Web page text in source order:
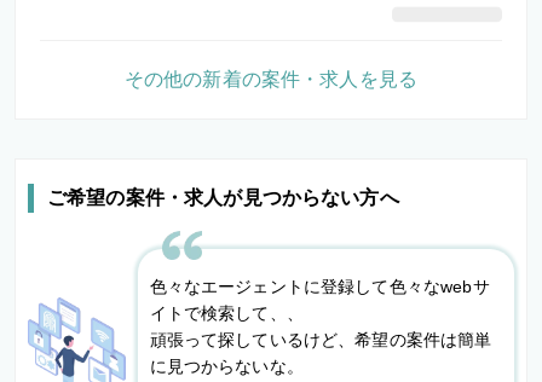
ご希望の案件・求人が見つからない方へ
色々なエージェントに登録して色々なwebサ
イトで検索して、、
頑張って探しているけど、希望の案件は簡単
に見つからないな。
その他の新着の案件・求人を見る